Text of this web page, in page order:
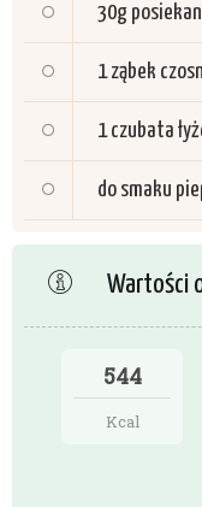
30g
1 ząbek
1 czubata
do smaku
Wartości
544
Kcal